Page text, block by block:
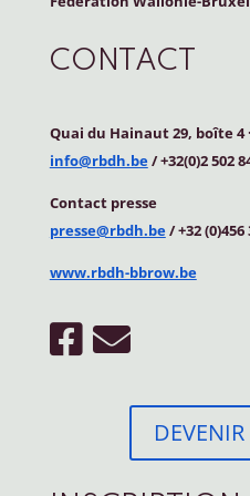
CONTACT
Quai du Hainaut 29, boîte 4·
info@rbdh.be/ +32(0)2 502
Contact presse
presse@rbdh.be/ +32 (0)456
www.rbdh-bbrow.be